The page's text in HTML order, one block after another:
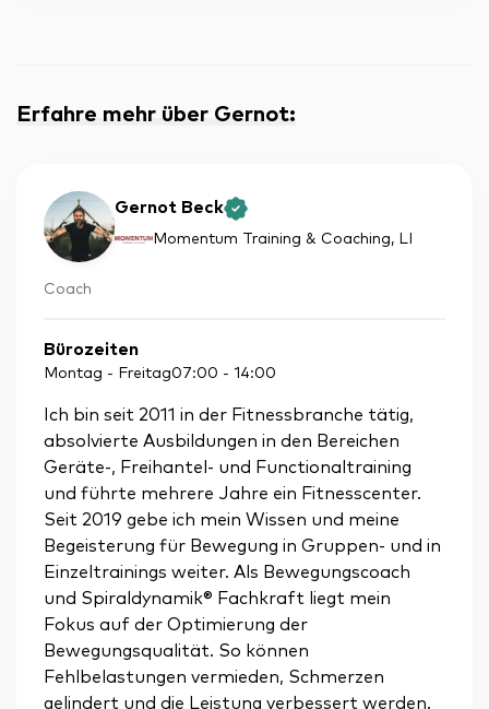
Erfahre mehr über Gernot:
Gernot Beck
Momentum Training & Coaching, LI
Coach
Bürozeiten
Montag - Freitag07:00 - 14:00
Ich bin seit 2011 in der Fitnessbranche tätig,
absolvierte Ausbildungen in den Bereichen
Geräte-, Freihantel- und Functionaltraining
und führte mehrere Jahre ein Fitnesscenter.
Seit 2019 gebe ich mein Wissen und meine
Begeisterung für Bewegung in Gruppen- und in
Einzeltrainings weiter. Als Bewegungscoach
und Spiraldynamik® Fachkraft liegt mein
Fokus auf der Optimierung der
Bewegungsqualität. So können
Fehlbelastungen vermieden, Schmerzen
gelindert und die Leistung verbessert werden.